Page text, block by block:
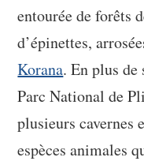
entourée de forêts
d’épinettes,
Korana. En plus de
Parc National de
plusieurs cavernes
espèces animales